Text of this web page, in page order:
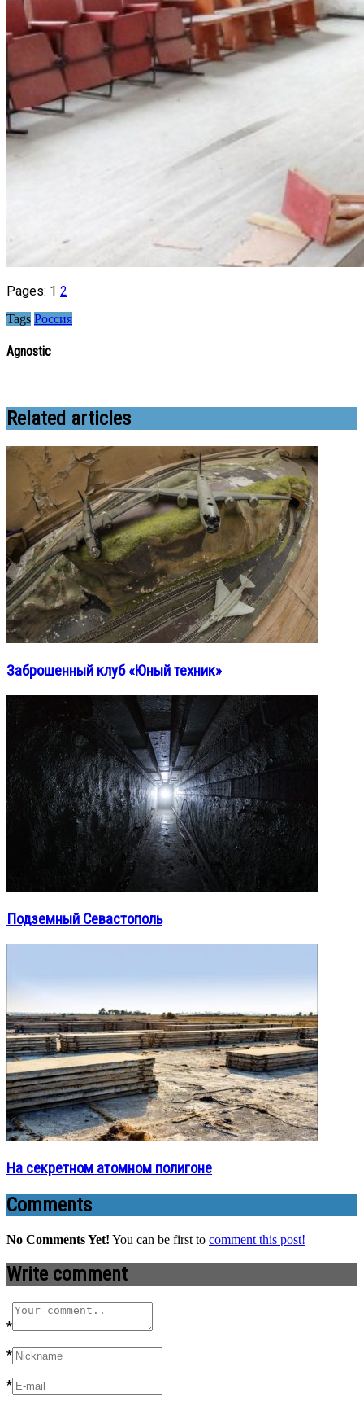
Pages: 1 2
Tags Россия
Agnostic
Related articles
Заброшенный клуб «Юный техник»
Подземный Севастополь
На секретном атомном полигоне
Comments
No Comments Yet! You can be first to comment this post!
Write comment
*
*
*